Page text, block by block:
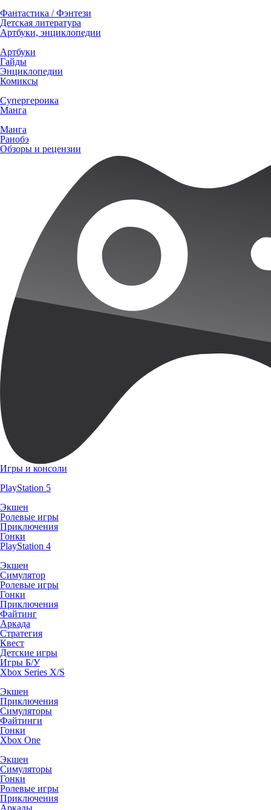
Фантастика / Фэнтези
Детская литература
Артбуки, энциклопедии
Артбуки
Гайды
Энциклопедии
Комиксы
Супергероика
Манга
Манга
Ранобэ
Обзоры и рецензии
Игры и консоли
PlayStation 5
Экшен
Ролевые игры
Приключения
Гонки
PlayStation 4
Экшен
Симулятор
Ролевые игры
Гонки
Приключения
Файтинг
Аркада
Стратегия
Квест
Детские игры
Игры Б/У
Xbox Series X/S
Экшен
Приключения
Симуляторы
Файтинги
Гонки
Xbox One
Экшен
Симуляторы
Гонки
Ролевые игры
Приключения
Аркады